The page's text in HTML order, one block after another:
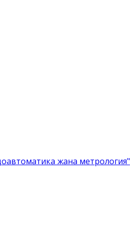
жана метрология"